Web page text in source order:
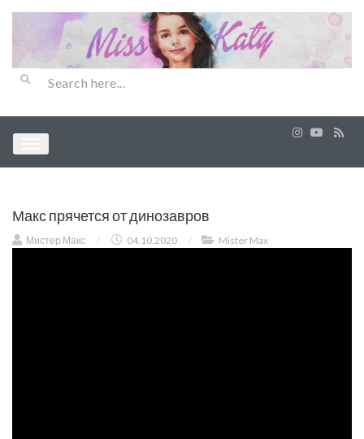
Макс прячется от динозавров
Мистер Макс / 04.10.2020 / Mister Max